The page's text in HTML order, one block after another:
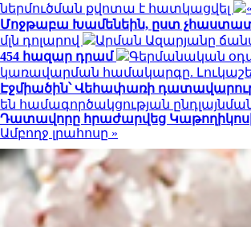
ներմուծման քվոտա է հատկացվել
Մոջթաբա Խամենեին, ըստ
մլն դոլարով
Արման Ազարյանը
454 հազար դրամ
Գերմանական
կառավարման համակարգը.
Էջմիածին՝ Վեհափառի
են համագործակցության
Դատավորը հրաժարվեց Կաթողիկոսի
Ամբողջ լրահոսը »